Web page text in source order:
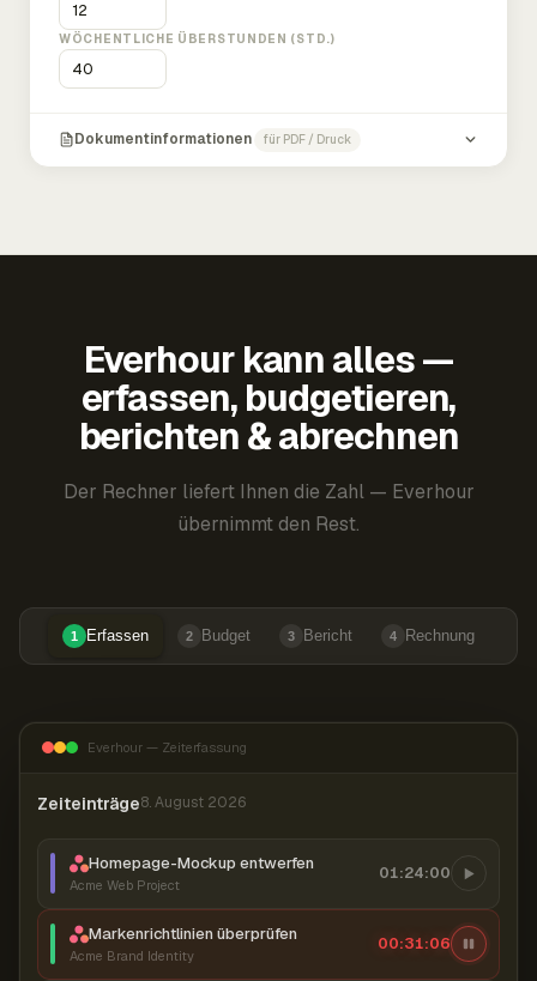
WÖCHENTLICHE ÜBERSTUNDEN (STD.)
Dokumentinformationen für PDF / Druck
Everhour kann alles —
erfassen, budgetieren,
berichten & abrechnen
Der Rechner liefert Ihnen die Zahl — Everhour
übernimmt den Rest.
1 Erfassen 2 Budget 3 Bericht 4 Rechnung
Everhour — Zeiterfassung
Zeiteinträge8. August 2026
Homepage-Mockup entwerfen
Acme Web Project
01:24:00
Markenrichtlinien überprüfen
Acme Brand Identity
00:31:07